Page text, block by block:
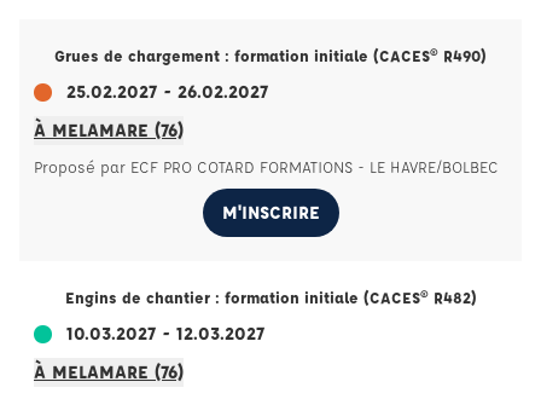
Grues de chargement : formation initiale (CACES® R490)
25.02.2027 - 26.02.2027
À MELAMARE (76)
Proposé par ECF PRO COTARD FORMATIONS - LE HAVRE/BOLBEC
M'INSCRIRE
Engins de chantier : formation initiale (CACES® R482)
10.03.2027 - 12.03.2027
À MELAMARE (76)